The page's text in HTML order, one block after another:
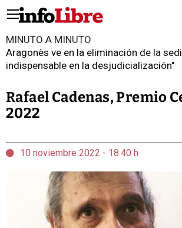
MINUTO A MINUTO
Aragonès ve en la eliminación de la
indispensable en la desjudicialización"
Rafael Cadenas, Premio
2022
10 noviembre 2022 - 18:40 h